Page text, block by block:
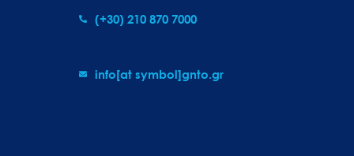
(+30) 210 870 7000
info[at symbol]gnto.gr